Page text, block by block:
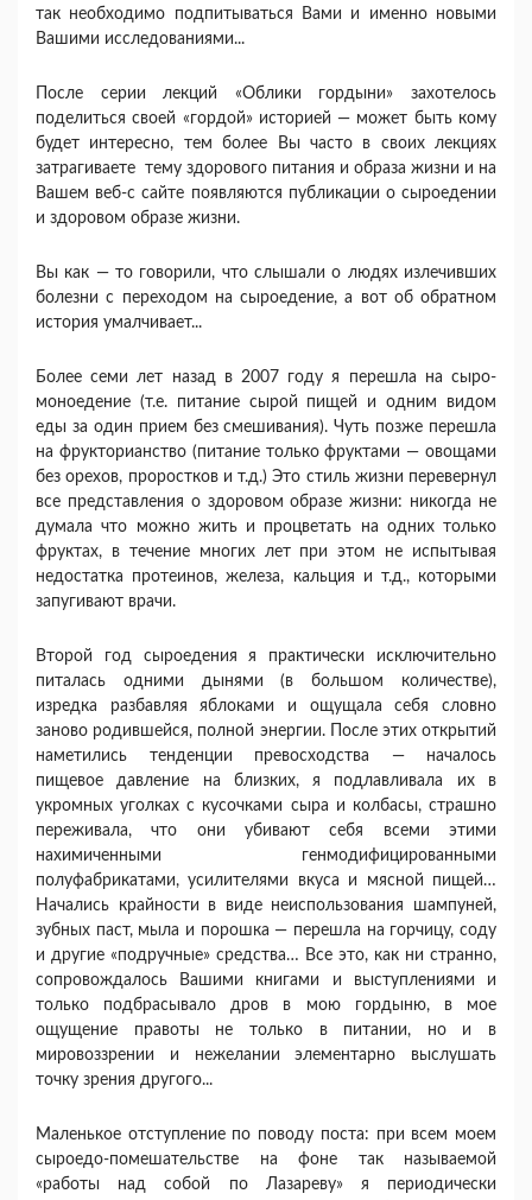
так необходимо подпитываться Вами и именно новыми
Вашими исследованиями...
После серии лекций «Облики гордыни» захотелось
поделиться своей «гордой» историей — может быть кому
будет интересно, тем более Вы часто в своих лекциях
затрагиваете тему здорового питания и образа жизни и на
Вашем веб-с сайте появляются публикации о сыроедении
и здоровом образе жизни.
Вы как — то говорили, что слышали о людях излечивших
болезни с переходом на сыроедение, а вот об обратном
история умалчивает...
Более семи лет назад в 2007 году я перешла на сыро-
моноедение (т.е. питание сырой пищей и одним видом
еды за один прием без смешивания). Чуть позже перешла
на фрукторианство (питание только фруктами — овощами
без орехов, проростков и т.д.) Это стиль жизни перевернул
все представления о здоровом образе жизни: никогда не
думала что можно жить и процветать на одних только
фруктах, в течение многих лет при этом не испытывая
недостатка протеинов, железа, кальция и т.д., которыми
запугивают врачи.
Второй год сыроедения я практически исключительно
питалась одними дынями (в большом количестве),
изредка разбавляя яблоками и ощущала себя словно
заново родившейся, полной энергии. После этих открытий
наметились тенденции превосходства — началось
пищевое давление на близких, я подлавливала их в
укромных уголках с кусочками сыра и колбасы, страшно
переживала, что они убивают себя всеми этими
нахимиченными генмодифицированными
полуфабрикатами, усилителями вкуса и мясной пищей…
Начались крайности в виде неиспользования шампуней,
зубных паст, мыла и порошка — перешла на горчицу, соду
и другие «подручные» средства… Все это, как ни странно,
сопровождалось Вашими книгами и выступлениями и
только подбрасывало дров в мою гордыню, в мое
ощущение правоты не только в питании, но и в
мировоззрении и нежелании элементарно выслушать
точку зрения другого...
Маленькое отступление по поводу поста: при всем моем
сыроедо-помешательстве на фоне так называемой
«работы над собой по Лазареву» я периодически